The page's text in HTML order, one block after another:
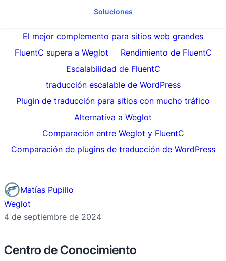
Soluciones
El mejor complemento para sitios web grandes
FluentC supera a Weglot
Rendimiento de FluentC
Escalabilidad de FluentC
traducción escalable de WordPress
Plugin de traducción para sitios con mucho tráfico
Alternativa a Weglot
Comparación entre Weglot y FluentC
Comparación de plugins de traducción de WordPress
Matías Pupillo
Weglot
4 de septiembre de 2024
Centro de Conocimiento